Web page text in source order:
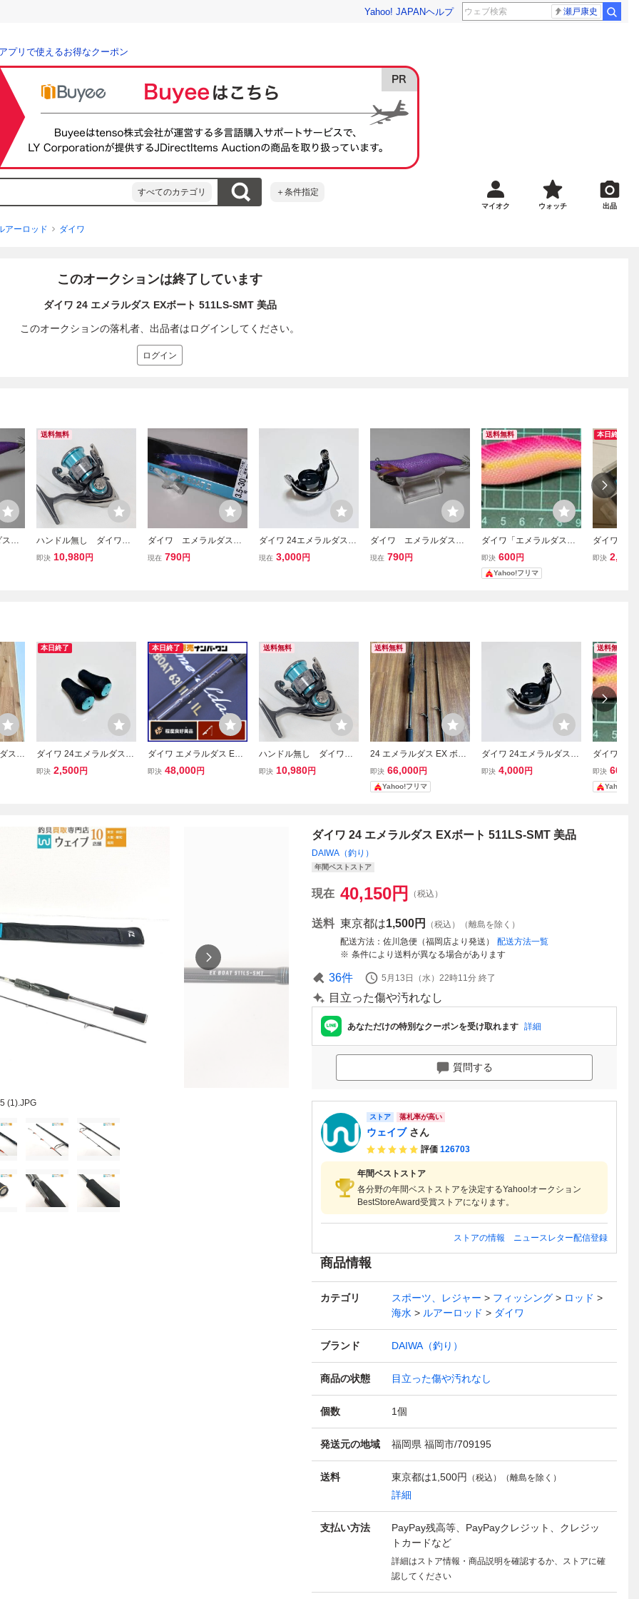
Yahoo! JAPANヘルプ 瀬戸康史
プリで使えるお得なクーポン
すべてのカテゴリ ＋条件指定
マイオク ウォッチ 出品
アーロッド ダイワ
このオークションは終了しています
ダイワ 24 エメラルダス EXボート 511LS-SMT 美品
このオークションの落札者、出品者はログインしてください。
ログイン
ボ
送料無料
ハンドル無し ダイワ
管136jF 24エメラルダスX
即決 10,980円
ダイワ エメラルダスボ
ートⅡ3.5-30g 未使用
現在 790円
ダイワ 24エメラルダスX
LT2500-XH-DH ロータ
現在 3,000円
ダイワ エメラルダスボ
ート3.5-30g RV ラト
現在 790円
送料無料
ダイワ「エメラルダス
ボート」
即決 600円
Yahoo!フリマ
本日終了
ダイワ エ
ト2 3.5号
即決 2,090
ス E
本日終了
ダイワ 24エメラルダスX
LT2500-DH 純正 EVA ハ
即決 2,500円
本日終了
ダイワ エメラルダス EX
BOAT 63MLS-IL DAIWA
即決 48,000円
送料無料
ハンドル無し ダイワ
管136jF 24エメラルダスX
即決 10,980円
送料無料
24 エメラルダス EX ボー
ト BOAT 70MLS-SMT/68
LS-SMT・W ティップラ
ン ダイワ
即決 66,000円
Yahoo!フリマ
ダイワ 24エメラルダスX
LT2500-XH-DH ロータ
即決 4,000円
送料無料
ダイワ「
ボート」
即決 600
Yahoo!フ
(1).JPG
ダイワ 24 エメラルダス EXボート 511LS-SMT 美品
DAIWA（釣り）
年間ベストストア
現在 40,150円 （税込）
送料 東京都は1,500円
（税込）（離島を除く）
配送方法
佐川急便（福岡店より発送）
配送方法一覧
条件により送料が異なる場合があります
36件 5月13日（水）22時11分 終了
目立った傷や汚れなし
あなただけの特別なクーポンを受け取れます 詳細
質問する
ストア 落札率が高い
ウェイブ さん
評価 126703
年間ベストストア
各分野の年間ベストストアを決定するYahoo!オークション
BestStoreAward受賞ストアになります。
ストアの情報 ニュースレター配信登録
商品情報
カテゴリ スポーツ、レジャー フィッシング
ロッド
海水
ルアーロッド ダイワ
ブランド DAIWA（釣り）
商品の状態 目立った傷や汚れなし
個数 1個
発送元の地域 福岡県 福岡市/709195
送料 東京都は1,500円 （税込）（離島を除く）
詳細
支払い方法
PayPay残高等、PayPayクレジット、クレジッ
トカードなど
詳細はストア情報・商品説明を確認するか、ストアに確
認してください